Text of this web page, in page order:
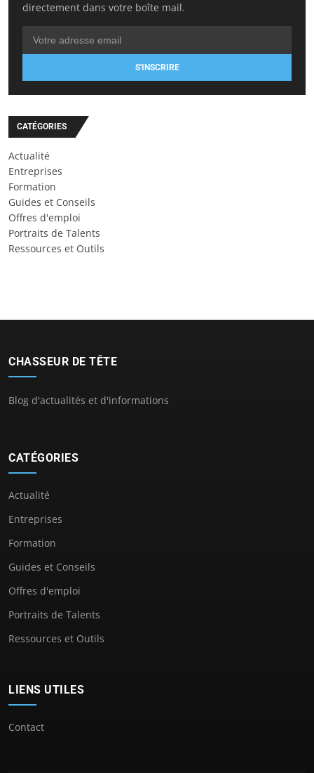
directement dans votre boîte mail.
S'INSCRIRE
CATÉGORIES
Actualité
Entreprises
Formation
Guides et Conseils
Offres d'emploi
Portraits de Talents
Ressources et Outils
CHASSEUR DE TÊTE
Blog d'actualités et d'informations
CATÉGORIES
Actualité
Entreprises
Formation
Guides et Conseils
Offres d'emploi
Portraits de Talents
Ressources et Outils
LIENS UTILES
Contact